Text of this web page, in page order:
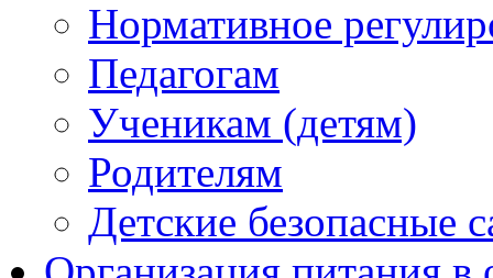
Нормативное
Педагогам
Ученикам (детям)
Родителям
Детские безопасные